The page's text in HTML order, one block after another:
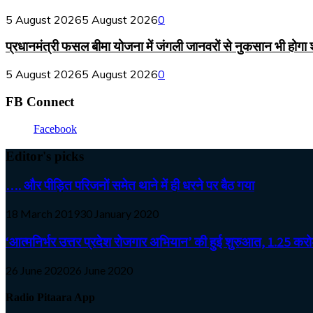
5 August 20265 August 20260
प्रधानमंत्री फसल बीमा योजना में जंगली जानवरों से नुकसान भी होगा
5 August 20265 August 20260
FB Connect
Facebook
Editor's picks
…. और पीड़ित परिजनों समेत थाने में ही धरने पर बैठ गया
18 March 201930 January 2020
‘आत्मनिर्भर उत्तर प्रदेश रोजगार अभियान’ की हुई शुरुआत, 1.25
26 June 202026 June 2020
Radio Pitaara App